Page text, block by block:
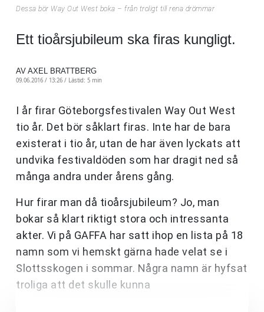
Dessa bör Way Out West boka – från troligt till rena drömmar
Ett tioårsjubileum ska firas kungligt.
AV AXEL BRATTBERG
09.06.2016 / 13:26 / Lästid: 5 min
I år firar Göteborgsfestivalen Way Out West
tio år. Det bör såklart firas. Inte har de bara
existerat i tio år, utan de har även lyckats att
undvika festivaldöden som har dragit ned så
många andra under årens gång.
Hur firar man då tioårsjubileum? Jo, man
bokar så klart riktigt stora och intressanta
akter. Vi på GAFFA har satt ihop en lista på 18
namn som vi hemskt gärna hade velat se i
Slottsskogen i sommar. Några namn är hyfsat
troliga att det skulle kunna